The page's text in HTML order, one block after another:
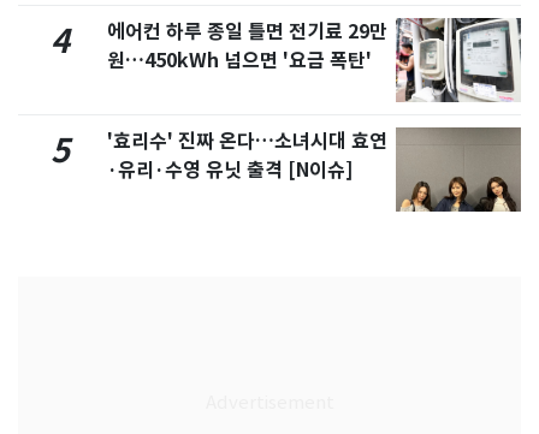
4
에어컨 하루 종일 틀면 전기료 29만
원…450kWh 넘으면 '요금 폭탄'
5
'효리수' 진짜 온다…소녀시대 효연
·유리·수영 유닛 출격 [N이슈]